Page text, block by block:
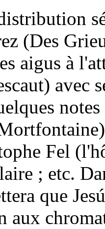
(Des
aigus à
avec
Fel
; etc.
que
aux